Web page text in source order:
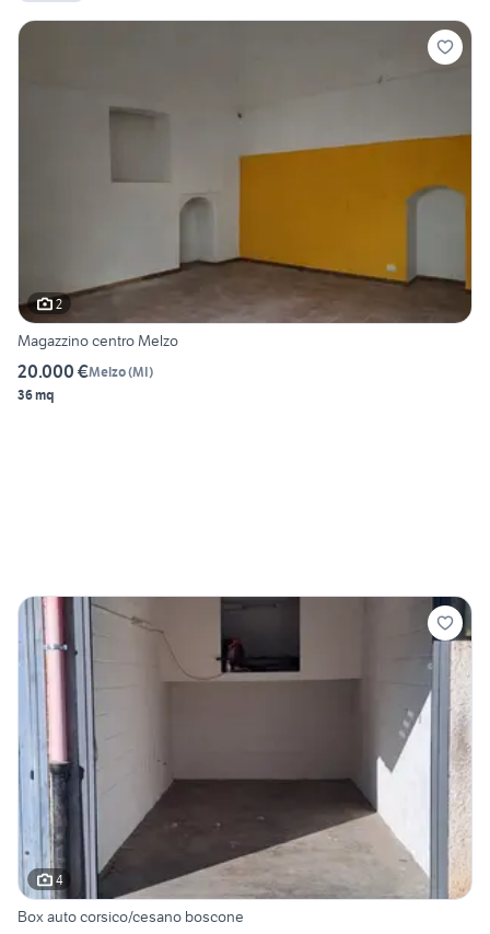
2
Magazzino centro Melzo
20.000 €Melzo(MI)
36 mq
4
Box auto corsico/cesano boscone